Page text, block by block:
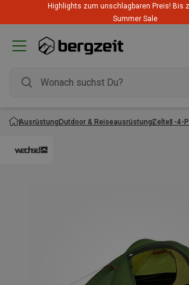
Highlights zum unschlagbaren Preis! Bis
Summer Sale
AusrüstungOutdoor & ReiseausrüstungZelte1-4-